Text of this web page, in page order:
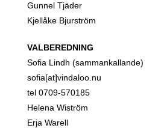
Gunnel Tjäder
Kjellåke Bjurström
VALBEREDNING
Sofia Lindh (sammankallande)
sofia[at]vindaloo.nu
tel 0709-570185
Helena Wiström
Erja Warell